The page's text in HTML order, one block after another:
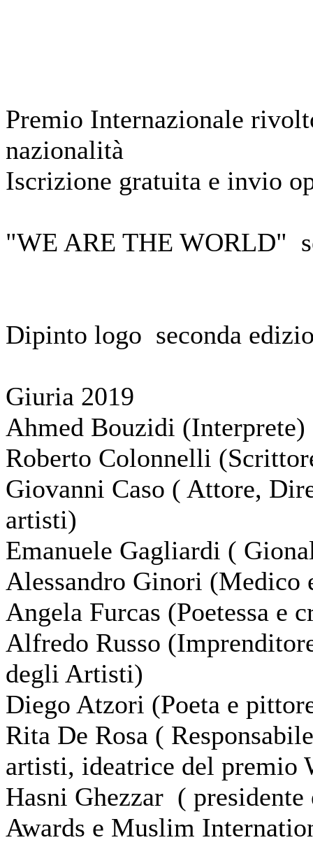
Premio Internazionale
nazionalità
Iscrizione gratuita e invio
"WE ARE THE WORLD"
Dipinto logo seconda
Giuria 2019
Ahmed Bouzidi (Interprete)
Roberto Colonnelli
Giovanni Caso ( Attore,
artisti)
Emanuele Gagliardi (
Alessandro Ginori (Medico
Angela Furcas (Poetessa e
Alfredo Russo
degli Artisti)
Diego Atzori (Poeta e
Rita De Rosa (
artisti, ideatrice del premio
Hasni Ghezzar (
Awards e Muslim